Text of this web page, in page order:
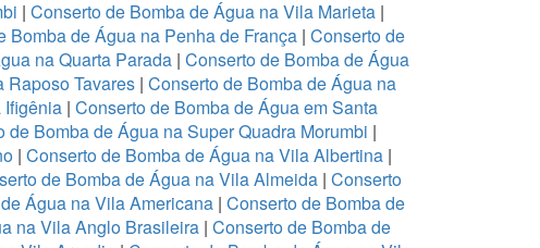
| Conserto de Bomba de Água na Vila Marieta |
Bomba de Água na Penha de França | Conserto de
na Quarta Parada| Conserto de Bomba de Água
Raposo Tavares | Conserto de Bomba de Água na
Ifigênia | Conserto de Bomba de Água em Santa
de Bomba de Água na Super Quadra Morumbi |
| Conserto de Bomba de Água na Vila Albertina|
de Bomba de Água na Vila Almeida | Conserto
Água na Vila Americana | Conserto de Bomba de
na Vila Anglo Brasileira | Conserto de Bomba de